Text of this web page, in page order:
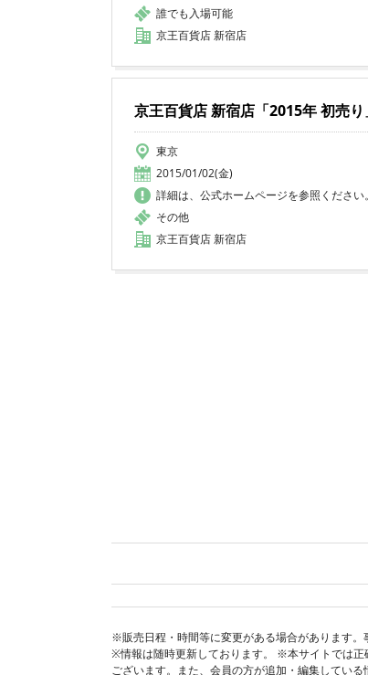
誰でも入場可能
京王百貨店 新宿店
京王百貨店 新宿店「2015年 初売り
東京
2015/01/02(金)
詳細は、公式ホームページを参照ください。
その他
京王百貨店 新宿店
※販売日程・時間等に変更がある場合があります。
※情報は随時更新しております。 ※本サイトでは正
ございます。また、会員の方が追加・編集してい